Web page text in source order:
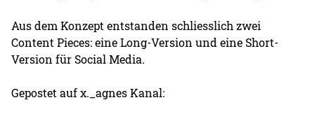
Aus dem Konzept entstanden schliesslich zwei
Content Pieces: eine Long-Version und eine Short-
Version für Social Media.
Gepostet auf x._agnes Kanal: